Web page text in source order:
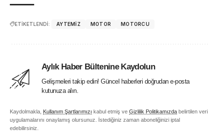
ETİKETLENDİ: AYTEMIZ MOTOR MOTORCU
Aylık Haber Bültenine Kaydolun
Gelişmeleri takip edin! Güncel haberleri doğrudan e-posta
kutunuza alın.
Kaydolmakla, Kullanım Şartlarımızı kabul etmiş ve Gizlilik Politikamızda belirtilen veri
uygulamalarını onaylamış olursunuz. İstediğiniz zaman aboneliğinizi iptal
edebilirsiniz.